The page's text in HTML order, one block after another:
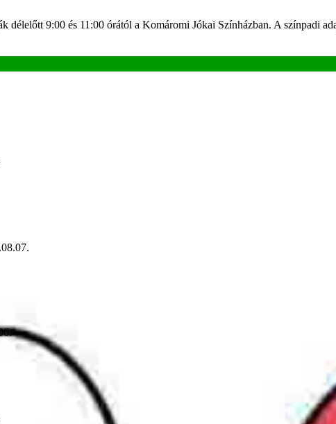
délelőtt 9:00 és 11:00 órától a Komáromi Jókai Színházban. A színpadi